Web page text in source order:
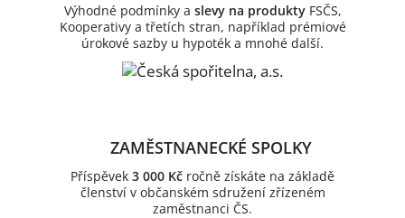
Výhodné podmínky a slevy na produktyFSČS,
Kooperativy a třetích stran, například prémiové
úrokové sazby u hypoték a mnohé další.
ZAMĚSTNANECKÉ SPOLKY
Příspěvek 3 000 Kč ročně získáte na základě
členství v občanském sdružení zřízeném
zaměstnanci ČS.